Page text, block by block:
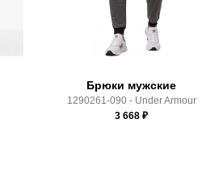
ознакомиться с
Брюки мужские
1290261-090 - Under Armour
3 668 ₽